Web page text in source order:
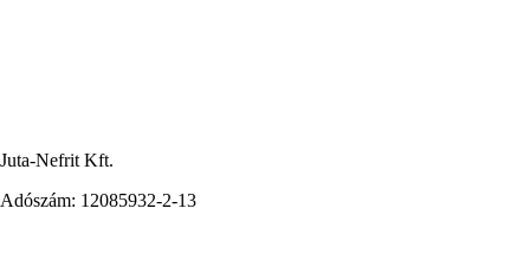
Juta-Nefrit Kft.
Adószám: 12085932-2-13